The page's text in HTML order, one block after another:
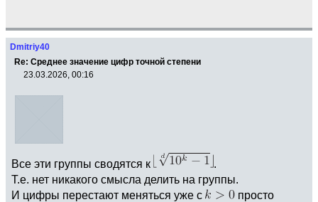
Dmitriy40
Re: Среднее значение цифр точной степени
23.03.2026, 00:16
Все эти группы сводятся к
.
Т.е. нет никакого смысла делить на группы.
И цифры перестают меняться уже с
просто